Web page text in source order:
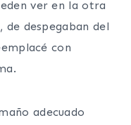
ver en la otra
despegaban del
con
adecuado